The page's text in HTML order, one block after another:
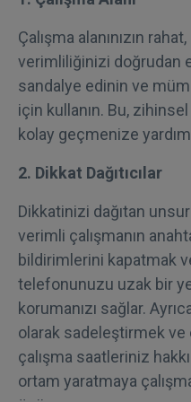
Çalışma alanınızın
verimliliğinizi doğrudan
sandalye edinin ve
için kullanın. Bu,
kolay geçmenize
2. Dikkat Dağıtıcılar
Dikkatinizi dağıtan
verimli çalışmanın
bildirimlerini kapatmak
telefonunuzu uzak bir
korumanızı sağlar.
olarak sadeleştirmek
çalışma saatleriniz
ortam yaratmaya